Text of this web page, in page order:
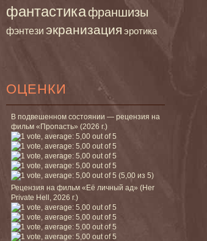
фантастикафраншизы
фэнтези экранизация эротика
ОЦЕНКИ
В подвешенном состоянии — рецензия на
фильм «Пропасть» (2026 г.)
(5,00 из 5)
Рецензия на фильм «Её личный ад» (Her
Private Hell, 2026 г.)